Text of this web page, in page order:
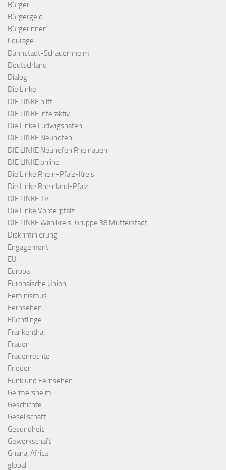
Bürger
Bürgergeld
Bürgerinnen
Courage
Dannstadt-Schauernheim
Deutschland
Dialog
Die Linke
DIE LINKE hilft
DIE LINKE interaktiv
Die Linke Ludwigshafen
DIE LINKE Neuhofen
DIE LINKE Neuhofen Rheinauen
DIE LINKE online
Die Linke Rhein-Pfalz-Kreis
Die Linke Rheinland-Pfalz
DIE LINKE TV
Die Linke Vorderpfalz
DIE LINKE Wahlkreis-Gruppe 38 Mutterstadt
Diskriminierung
Engagement
EU
Europa
Europäische Union
Feminismus
Fernsehen
Flüchtlinge
Frankenthal
Frauen
Frauenrechte
Frieden
Funk und Fernsehen
Germersheim
Geschichte
Gesellschaft
Gesundheit
Gewerkschaft
Ghana, Africa
global